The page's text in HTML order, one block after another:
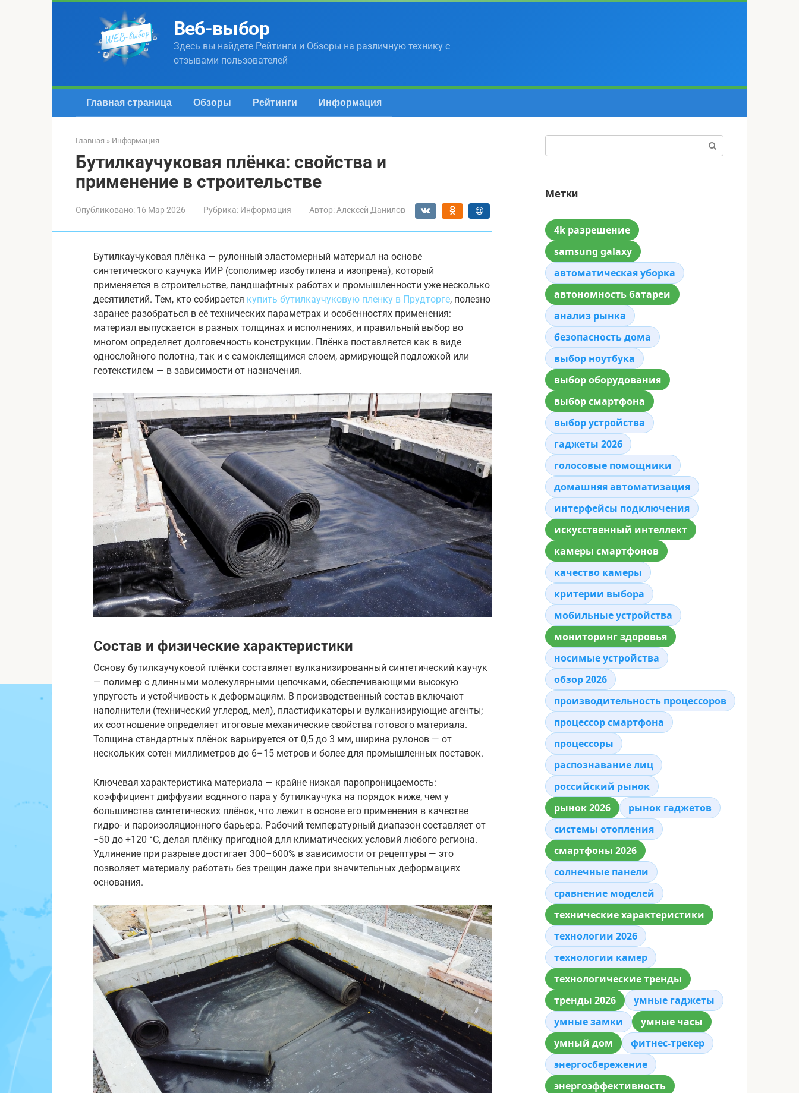
Веб-выбор
Здесь вы найдете Рейтинги и Обзоры на различную технику с
отзывами пользователей
Главная страница Обзоры Рейтинги Информация
Главная » Информация
Бутилкаучуковая плёнка: свойства и
применение в строительстве
Опубликовано: 16 Мар 2026 Рубрика: Информация Автор: Алексей Данилов
Бутилкаучуковая плёнка — рулонный эластомерный материал на основе
синтетического каучука ИИР (сополимер изобутилена и изопрена), который
применяется в строительстве, ландшафтных работах и промышленности уже несколько
десятилетий. Тем, кто собирается купить бутилкаучуковую пленку в Прудторге, полезно
заранее разобраться в её технических параметрах и особенностях применения:
материал выпускается в разных толщинах и исполнениях, и правильный выбор во
многом определяет долговечность конструкции. Плёнка поставляется как в виде
однослойного полотна, так и с самоклеящимся слоем, армирующей подложкой или
геотекстилем — в зависимости от назначения.
Состав и физические характеристики
Основу бутилкаучуковой плёнки составляет вулканизированный синтетический каучук
— полимер с длинными молекулярными цепочками, обеспечивающими высокую
упругость и устойчивость к деформациям. В производственный состав включают
наполнители (технический углерод, мел), пластификаторы и вулканизирующие агенты;
их соотношение определяет итоговые механические свойства готового материала.
Толщина стандартных плёнок варьируется от 0,5 до 3 мм, ширина рулонов — от
нескольких сотен миллиметров до 6–15 метров и более для промышленных поставок.
Ключевая характеристика материала — крайне низкая паропроницаемость:
коэффициент диффузии водяного пара у бутилкаучука на порядок ниже, чем у
большинства синтетических плёнок, что лежит в основе его применения в качестве
гидро- и пароизоляционного барьера. Рабочий температурный диапазон составляет от
−50 до +120 °C, делая плёнку пригодной для климатических условий любого региона.
Удлинение при разрыве достигает 300–600% в зависимости от рецептуры — это
позволяет материалу работать без трещин даже при значительных деформациях
основания.
Метки
4k разрешение
samsung galaxy
автоматическая уборка
автономность батареи
анализ рынка
безопасность дома
выбор ноутбука
выбор оборудования
выбор смартфона
выбор устройства
гаджеты 2026
голосовые помощники
домашняя автоматизация
интерфейсы подключения
искусственный интеллект
камеры смартфонов
качество камеры
критерии выбора
мобильные устройства
мониторинг здоровья
носимые устройства
обзор 2026
производительность процессоров
процессор смартфона
процессоры
распознавание лиц
российский рынок
рынок 2026
рынок гаджетов
системы отопления
смартфоны 2026
солнечные панели
сравнение моделей
технические характеристики
технологии 2026
технологии камер
технологические тренды
тренды 2026
умные гаджеты
умные замки
умные часы
умный дом
фитнес-трекер
энергосбережение
энергоэффективность